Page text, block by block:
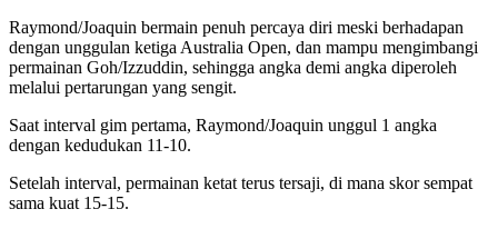
Raymond/Joaquin bermain penuh percaya diri meski berhadapan
dengan unggulan ketiga Australia Open, dan mampu mengimbangi
permainan Goh/Izzuddin, sehingga angka demi angka diperoleh
melalui pertarungan yang sengit.
Saat interval gim pertama, Raymond/Joaquin unggul 1 angka
dengan kedudukan 11-10.
Setelah interval, permainan ketat terus tersaji, di mana skor sempat
sama kuat 15-15.